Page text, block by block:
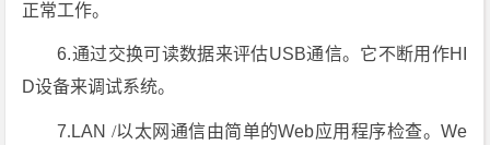
正常工作。
6.通过交换可读数据来评估USB通信。它不断用作HI
D设备来调试系统。
7 LAN /以太网通信由简单的Web应用程序检查。We